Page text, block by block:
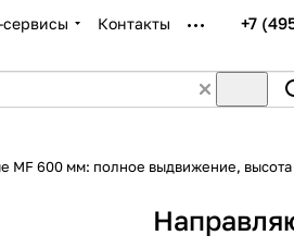
Контакты +7
MF 600 мм: полное выдвижение, высота